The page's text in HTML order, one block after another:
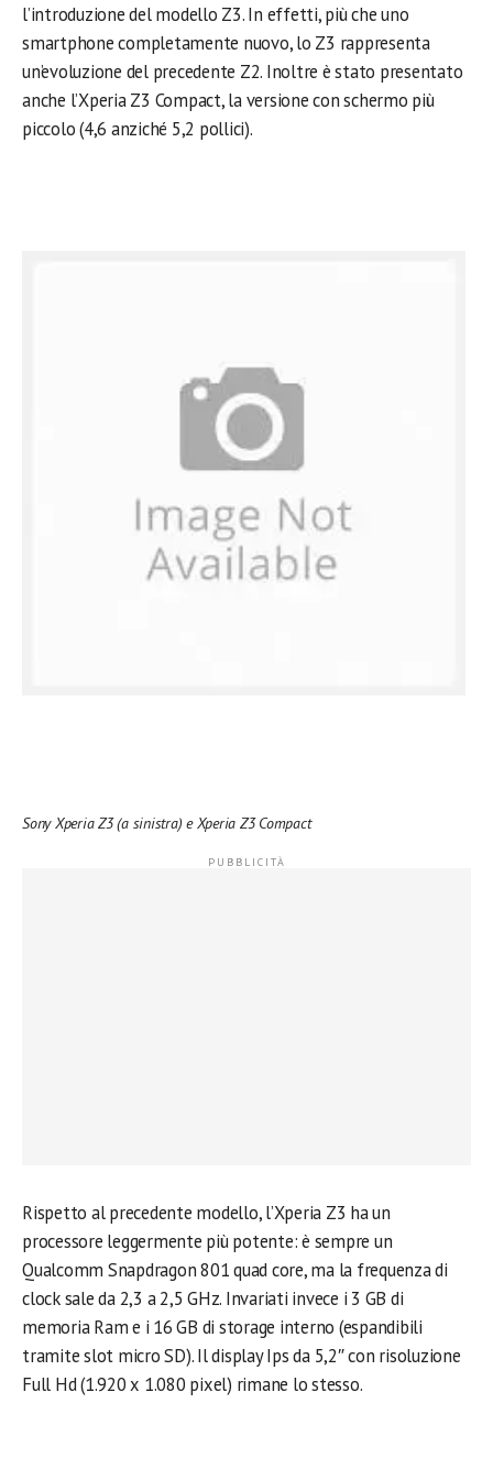
l’introduzione del modello Z3. In effetti, più che uno
smartphone completamente nuovo, lo Z3 rappresenta
un’evoluzione del precedente Z2. Inoltre è stato presentato
anche l’Xperia Z3 Compact, la versione con schermo più
piccolo (4,6 anziché 5,2 pollici).
Sony Xperia Z3 (a sinistra) e Xperia Z3 Compact
Rispetto al precedente modello, l’Xperia Z3 ha un
processore leggermente più potente: è sempre un
Qualcomm Snapdragon 801 quad core, ma la frequenza di
clock sale da 2,3 a 2,5 GHz. Invariati invece i 3 GB di
memoria Ram e i 16 GB di storage interno (espandibili
tramite slot micro SD). Il display Ips da 5,2″ con risoluzione
Full Hd (1.920 x 1.080 pixel) rimane lo stesso.